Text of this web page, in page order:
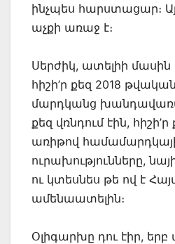
ինչպես հարստացար։
աչքի առաջ է։
Սերժիկ, ատելիի մասին
հիշի’ր քեզ 2018
մարդկանց
քեզ վռնդում էին,
առիթով
ուրախությունները,
ու կտեսնես թե ով է
ամենաատելին։
Օլիգարխը դու էիր,